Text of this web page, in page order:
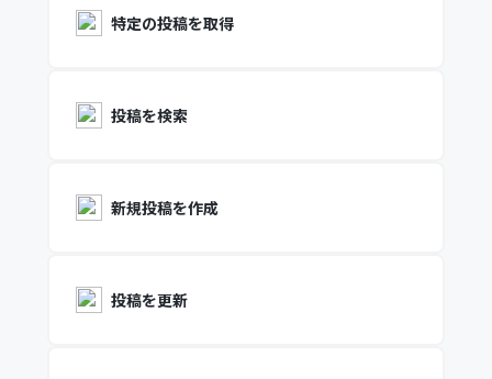
特定の投稿を取得
投稿を検索
新規投稿を作成
投稿を更新